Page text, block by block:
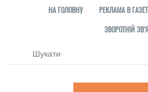
НА ГОЛОВНУ РЕКЛАМА В
ЗВОРОТНІЙ